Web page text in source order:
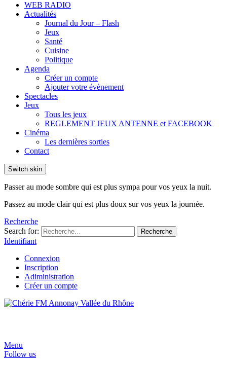
WEB RADIO
Actualités
Journal du Jour – Flash
Jeux
Santé
Cuisine
Politique
Agenda
Créer un compte
Ajouter votre évènement
Spectacles
Jeux
Tous les jeux
REGLEMENT JEUX ANTENNE et FACEBOOK
Cinéma
Les dernières sorties
Contact
Switch skin
Passer au mode sombre qui est plus sympa pour vos yeux la nuit.
Passez au mode clair qui est plus doux sur vos yeux la journée.
Recherche
Search for:
Recherche
Identifiant
Connexion
Inscription
Adiministration
Créer un compte
Menu
Follow us